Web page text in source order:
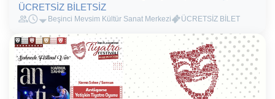
ÜCRETSİZ BİLETSİZ
Beşinci Mevsim Kültür Sanat Merkezi ÜCRETSİZ BİLET